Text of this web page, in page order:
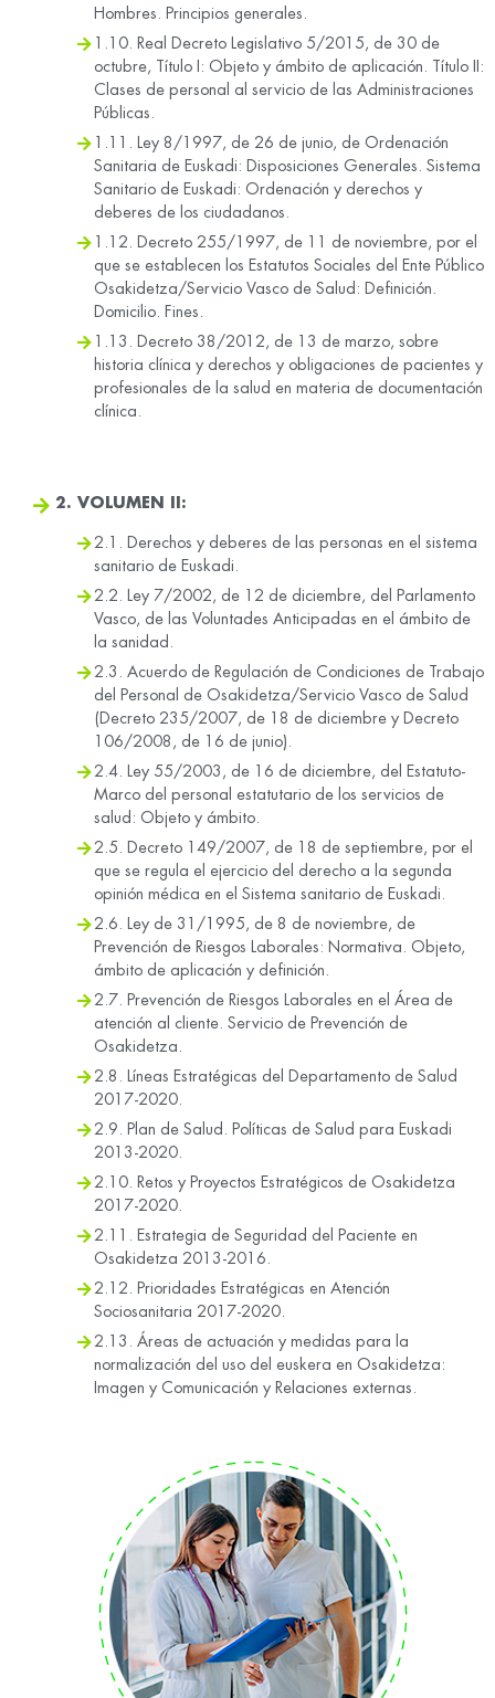
Hombres. Principios generales.
1.10. Real Decreto Legislativo 5/2015, de 30 de
octubre, Título I: Objeto y ámbito de aplicación. Título II:
Clases de personal al servicio de las Administraciones
Públicas.
1.11. Ley 8/1997, de 26 de junio, de Ordenación
Sanitaria de Euskadi: Disposiciones Generales. Sistema
Sanitario de Euskadi: Ordenación y derechos y
deberes de los ciudadanos.
1.12. Decreto 255/1997, de 11 de noviembre, por el
que se establecen los Estatutos Sociales del Ente Público
Osakidetza/Servicio Vasco de Salud: Definición.
Domicilio. Fines.
1.13. Decreto 38/2012, de 13 de marzo, sobre
historia clínica y derechos y obligaciones de pacientes y
profesionales de la salud en materia de documentación
clínica.
2. VOLUMEN II:
2.1. Derechos y deberes de las personas en el sistema
sanitario de Euskadi.
2.2. Ley 7/2002, de 12 de diciembre, del Parlamento
Vasco, de las Voluntades Anticipadas en el ámbito de
la sanidad.
2.3. Acuerdo de Regulación de Condiciones de Trabajo
del Personal de Osakidetza/Servicio Vasco de Salud
(Decreto 235/2007, de 18 de diciembre y Decreto
106/2008, de 16 de junio).
2.4. Ley 55/2003, de 16 de diciembre, del Estatuto-
Marco del personal estatutario de los servicios de
salud: Objeto y ámbito.
2.5. Decreto 149/2007, de 18 de septiembre, por el
que se regula el ejercicio del derecho a la segunda
opinión médica en el Sistema sanitario de Euskadi.
2.6. Ley de 31/1995, de 8 de noviembre, de
Prevención de Riesgos Laborales: Normativa. Objeto,
ámbito de aplicación y definición.
2.7. Prevención de Riesgos Laborales en el Área de
atención al cliente. Servicio de Prevención de
Osakidetza.
2.8. Líneas Estratégicas del Departamento de Salud
2017-2020.
2.9. Plan de Salud. Políticas de Salud para Euskadi
2013-2020.
2.10. Retos y Proyectos Estratégicos de Osakidetza
2017-2020.
2.11. Estrategia de Seguridad del Paciente en
Osakidetza 2013-2016.
2.12. Prioridades Estratégicas en Atención
Sociosanitaria 2017-2020.
2.13. Áreas de actuación y medidas para la
normalización del uso del euskera en Osakidetza:
Imagen y Comunicación y Relaciones externas.